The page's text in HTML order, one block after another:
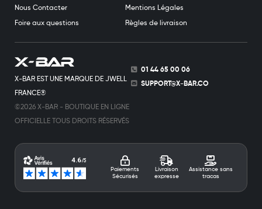
X-BAR EST UNE MARQUE DE JWELL
FRANCE®
©2026 X-BAR - BOUTIQUE EN LIGNE
OFFICIELLE TOUS DROITS RÉSERVÉS
01 44 65 00 06
SUPPORT@X-BAR.CO
Paiements
Sécurisés
Livraison
expresse
Assistance sans
tracas
Nous Contacter
Foire aux questions
Mentions Légales
Règles de livraison